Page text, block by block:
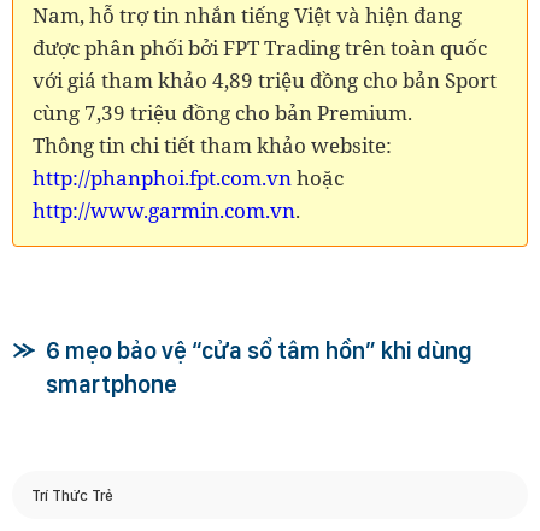
Nam, hỗ trợ tin nhắn tiếng Việt và hiện đang
được phân phối bởi FPT Trading trên toàn quốc
với giá tham khảo 4,89 triệu đồng cho bản Sport
cùng 7,39 triệu đồng cho bản Premium.
Thông tin chi tiết tham khảo website:
http://phanphoi.fpt.com.vnhoặc
http://www.garmin.com.vn.
6 mẹo bảo vệ “cửa sổ tâm hồn” khi dùng
smartphone
Trí Thức Trẻ